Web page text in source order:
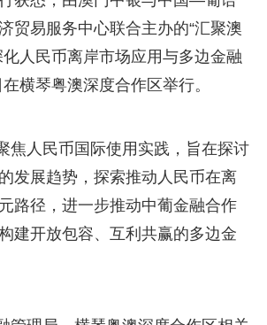
贸易服务中心联合主办的“汇聚澳
人民币离岸市场应用与多边金融
横琴粤澳深度合作区举行。
人民币国际使用实践，旨在探讨
发展趋势，探索推动人民币在离
路径，进一步推动中葡金融合作
建开放包容、互利共赢的多边金